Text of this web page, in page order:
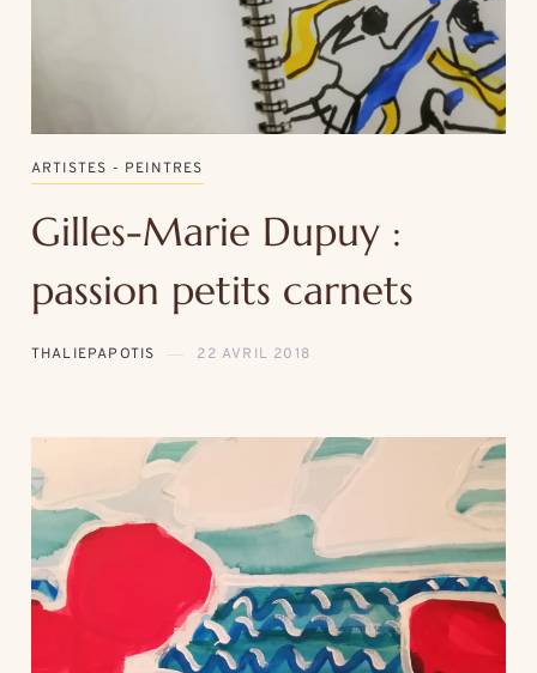
ARTISTES - PEINTRES
Gilles-Marie Dupuy :
passion petits carnets
THALIEPAPOTIS 22 AVRIL 2018